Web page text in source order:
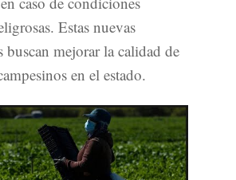
Estas nuevas
buscan mejorar la calidad de
en el estado.